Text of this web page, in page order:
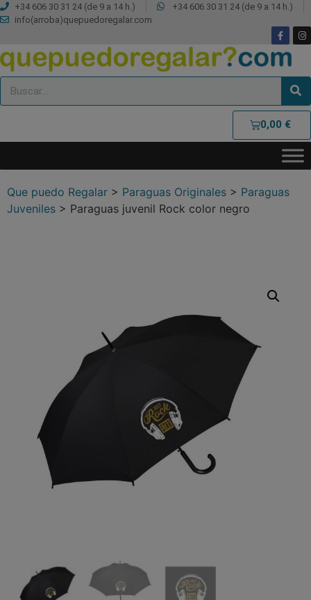
+34 606 30 31 24 (de 9 a 14 h.)
+34 606 30 31 24 (de 9 a 14 h.)
info(arroba)quepuedoregalar.com
0,00 €
Que puedo Regalar > Paraguas Originales > Paraguas
Juveniles > Paraguas juvenil Rock color negro